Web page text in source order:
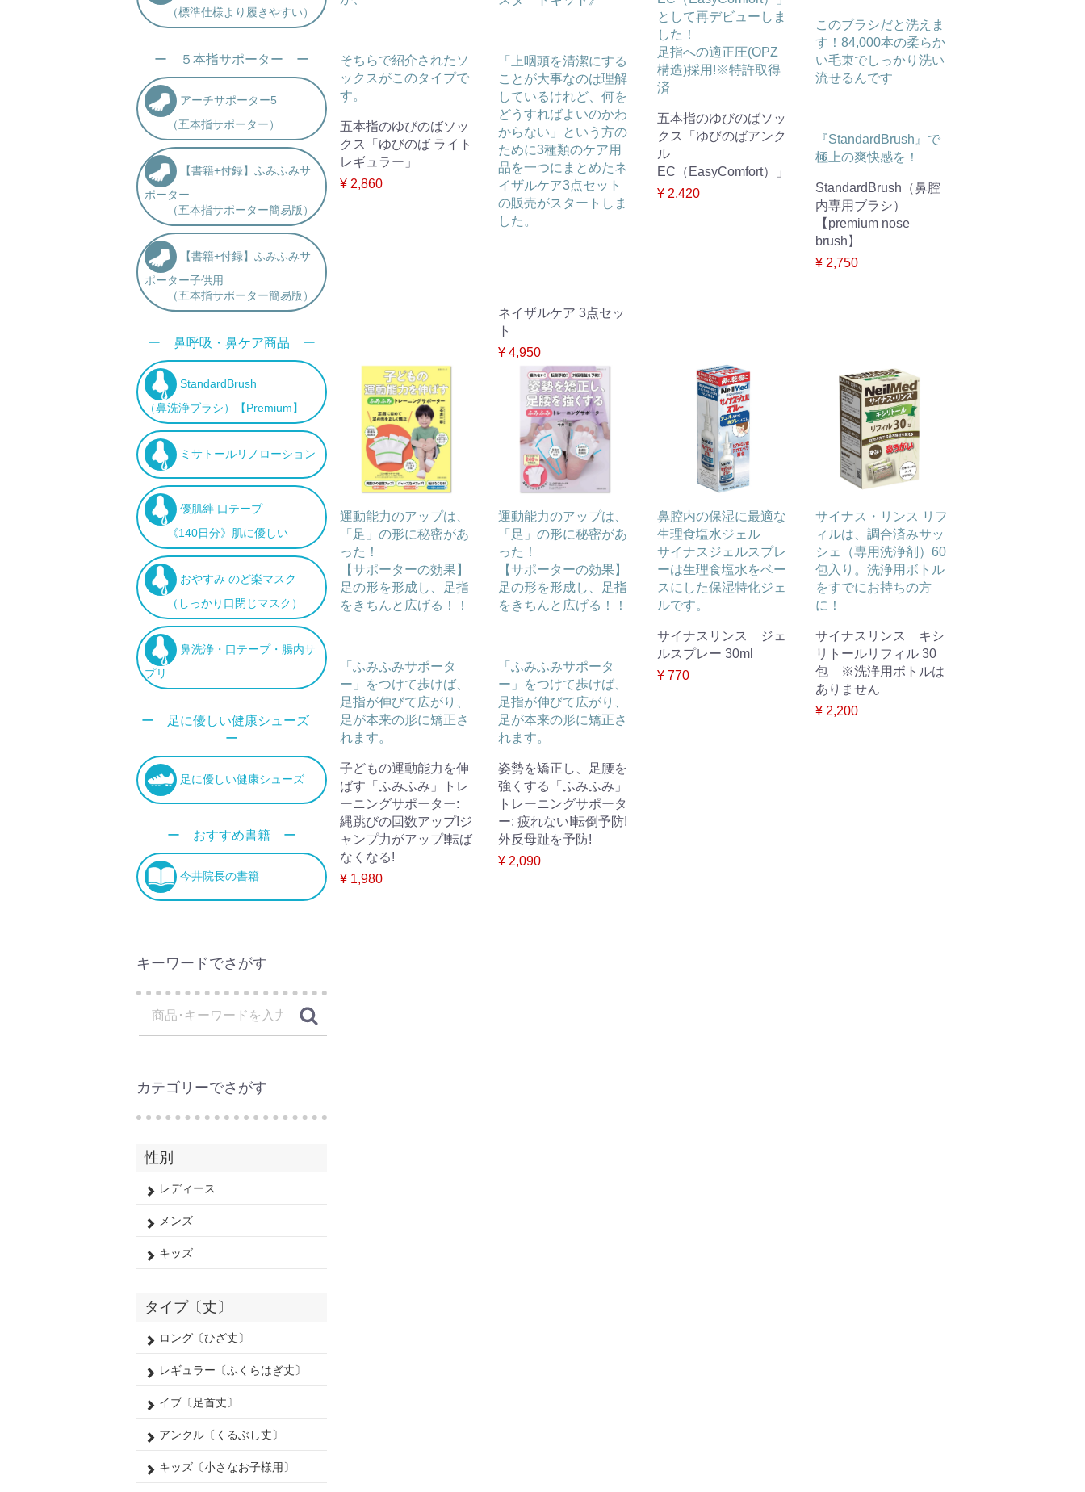
そちらで紹介されたソ
ックスがこのタイプで
す。
五本指のゆびのばソッ
クス「ゆびのば ライト
レギュラー」
¥ 2,860
「上咽頭を清潔にする
ことが大事なのは理解
しているけれど、何を
どうすればよいのかわ
からない」という方の
ために3種類のケア用
品を一つにまとめたネ
イザルケア3点セット
の販売がスタートしま
した。
ネイザルケア 3点セッ
ト
¥ 4,950
として再デビューしま
した！
足指への適正圧(OPZ
構造)採用!※特許取得
済
五本指のゆびのばソッ
クス「ゆびのばアンク
ル
EC（EasyComfort）」
¥ 2,420
このブラシだと洗えま
す！84,000本の柔らか
い毛束でしっかり洗い
流せるんです
『StandardBrush』で
極上の爽快感を！
StandardBrush（鼻腔
内専用ブラシ）
【premium nose
brush】
¥ 2,750
運動能力のアップは、
「足」の形に秘密があ
った！
【サポーターの効果】
足の形を形成し、足指
をきちんと広げる！！
「ふみふみサポータ
ー」をつけて歩けば、
足指が伸びて広がり、
足が本来の形に矯正さ
れます。
子どもの運動能力を伸
ばす「ふみふみ」トレ
ーニングサポーター:
縄跳びの回数アップ!ジ
ャンプ力がアップ!転ば
なくなる!
¥ 1,980
運動能力のアップは、
「足」の形に秘密があ
った！
【サポーターの効果】
足の形を形成し、足指
をきちんと広げる！！
「ふみふみサポータ
ー」をつけて歩けば、
足指が伸びて広がり、
足が本来の形に矯正さ
れます。
姿勢を矯正し、足腰を
強くする「ふみふみ」
トレーニングサポータ
ー: 疲れない!転倒予防!
外反母趾を予防!
¥ 2,090
鼻腔内の保湿に最適な
生理食塩水ジェル
サイナスジェルスプレ
ーは生理食塩水をベー
スにした保湿特化ジェ
ルです。
サイナスリンス ジェ
ルスプレー 30ml
¥ 770
サイナス・リンス リフ
ィルは、調合済みサッ
シェ（専用洗浄剤）60
包入り。洗浄用ボトル
をすでにお持ちの方
に！
サイナスリンス キシ
リトールリフィル 30
包 ※洗浄用ボトルは
ありません
¥ 2,200
（標準仕様より履きやすい）
ー ５本指サポーター ー
アーチサポーター5
（五本指サポーター）
【書籍+付録】ふみふみサ
ポーター
（五本指サポーター簡易版）
【書籍+付録】ふみふみサ
ポーター子供用
（五本指サポーター簡易版）
ー 鼻呼吸・鼻ケア商品 ー
StandardBrush
（鼻洗浄ブラシ）【Premium】
ミサトールリノローション
優肌絆 口テープ
《140日分》肌に優しい
おやすみ のど楽マスク
（しっかり口閉じマスク）
鼻洗浄・口テープ・腸内サ
プリ
ー 足に優しい健康シューズ
ー
足に優しい健康シューズ
ー おすすめ書籍 ー
今井院長の書籍
キーワードでさがす
カテゴリーでさがす
性別
レディース
メンズ
キッズ
タイプ〔丈〕
ロング〔ひざ丈〕
レギュラー〔ふくらはぎ丈〕
イブ〔足首丈〕
アンクル〔くるぶし丈〕
キッズ〔小さなお子様用〕